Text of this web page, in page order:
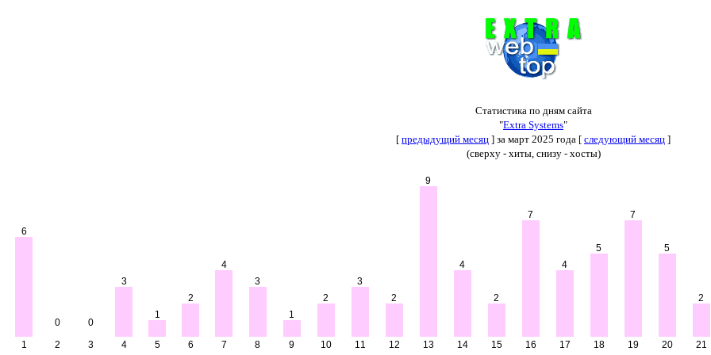
Статистика по дням сайта
"Extra Systems"
[ предыдущий месяц ] за март 2025 года [ следующий месяц ]
(сверху - хиты, снизу - хосты)
6
1
0
2
0
3
3
4
1
5
2
6
4
7
3
8
1
9
2
10
3
11
2
12
9
13
4
14
2
15
7
16
4
17
5
18
7
19
5
20
2
21